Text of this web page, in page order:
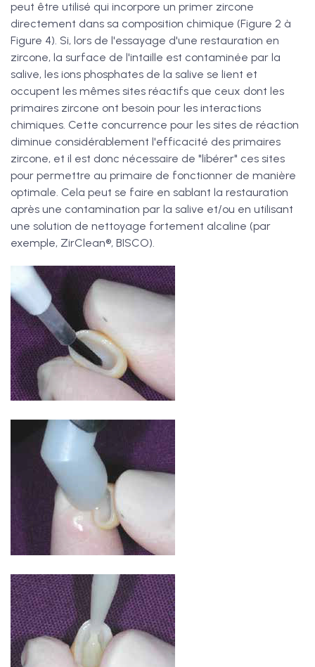
peut être utilisé qui incorpore un primer zircone
directement dans sa composition chimique (Figure 2 à
Figure 4). Si, lors de l'essayage d'une restauration en
zircone, la surface de l'intaille est contaminée par la
salive, les ions phosphates de la salive se lient et
occupent les mêmes sites réactifs que ceux dont les
primaires zircone ont besoin pour les interactions
chimiques. Cette concurrence pour les sites de réaction
diminue considérablement l'efficacité des primaires
zircone, et il est donc nécessaire de "libérer" ces sites
pour permettre au primaire de fonctionner de manière
optimale. Cela peut se faire en sablant la restauration
après une contamination par la salive et/ou en utilisant
une solution de nettoyage fortement alcaline (par
exemple, ZirClean®, BISCO).